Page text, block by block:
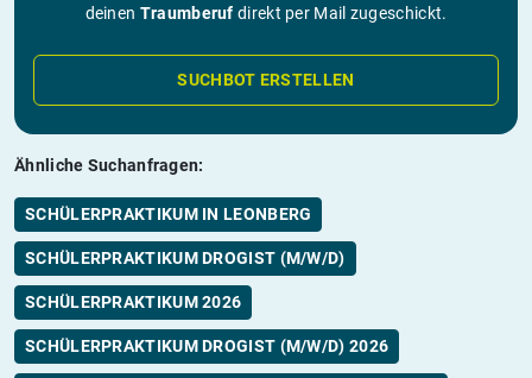
deinen Traumberuf direkt per Mail zugeschickt.
SUCHBOT ERSTELLEN
Ähnliche Suchanfragen:
SCHÜLERPRAKTIKUM IN LEONBERG
SCHÜLERPRAKTIKUM DROGIST (M/W/D)
SCHÜLERPRAKTIKUM 2026
SCHÜLERPRAKTIKUM DROGIST (M/W/D) 2026